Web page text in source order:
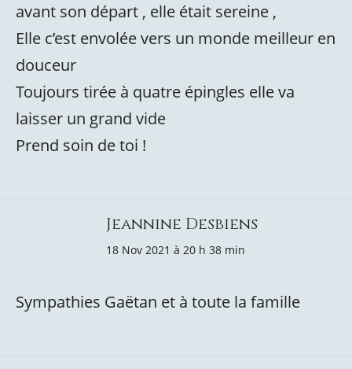
avant son départ , elle était sereine ,
Elle c’est envolée vers un monde meilleur en
douceur
Toujours tirée à quatre épingles elle va
laisser un grand vide
Prend soin de toi !
Jeannine Desbiens
18 Nov 2021 à 20 h 38 min
Sympathies Gaëtan et à toute la famille